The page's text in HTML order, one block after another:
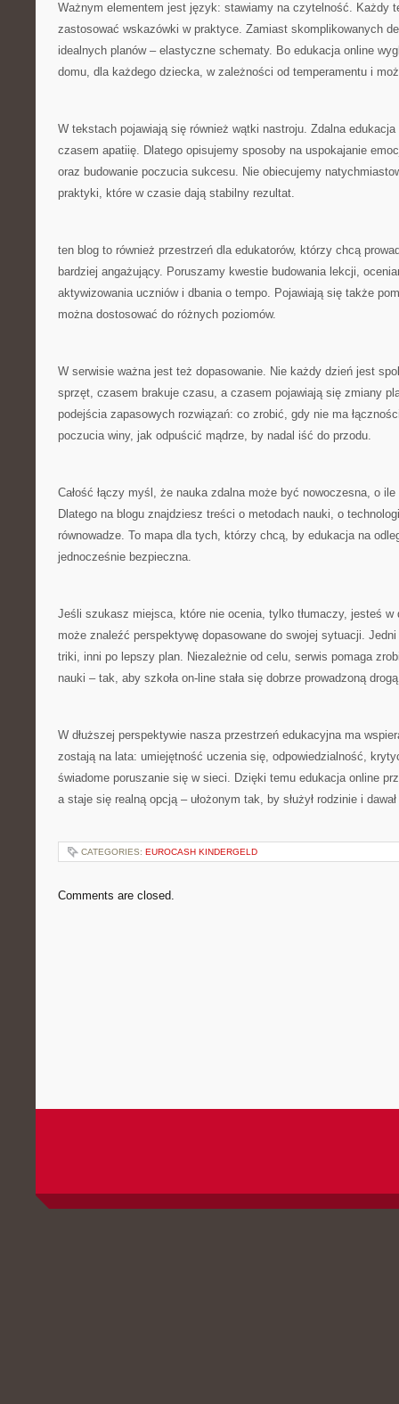
Ważnym elementem jest język: stawiamy na czytelność. Każdy
zastosować wskazówki w praktyce. Zamiast skomplikowanych
idealnych planów – elastyczne schematy. Bo edukacja online
domu, dla każdego dziecka, w zależności od temperamentu i
W tekstach pojawiają się również wątki nastroju. Zdalna edukacja
czasem apatiię. Dlatego opisujemy sposoby na uspokajanie
oraz budowanie poczucia sukcesu. Nie obiecujemy
praktyki, które w czasie dają stabilny rezultat.
ten blog to również przestrzeń dla edukatorów, którzy chcą
bardziej angażujący. Poruszamy kwestie budowania lekcji,
aktywizowania uczniów i dbania o tempo. Pojawiają się także
można dostosować do różnych poziomów.
W serwisie ważna jest też dopasowanie. Nie każdy dzień jest
sprzęt, czasem brakuje czasu, a czasem pojawiają się zmiany
podejścia zapasowych rozwiązań: co zrobić, gdy nie ma
poczucia winy, jak odpuścić mądrze, by nadal iść do przodu.
Całość łączy myśl, że nauka zdalna może być nowoczesna, o
Dlatego na blogu znajdziesz treści o metodach nauki, o
równowadze. To mapa dla tych, którzy chcą, by edukacja na
jednocześnie bezpieczna.
Jeśli szukasz miejsca, które nie ocenia, tylko tłumaczy, jesteś w
może znaleźć perspektywę dopasowane do swojej sytuacji.
triki, inni po lepszy plan. Niezależnie od celu, serwis pomaga
nauki – tak, aby szkoła on-line stała się dobrze prowadzoną
W dłuższej perspektywie nasza przestrzeń edukacyjna ma
zostają na lata: umiejętność uczenia się, odpowiedzialność,
świadome poruszanie się w sieci. Dzięki temu edukacja online
a staje się realną opcją – ułożonym tak, by służył rodzinie i
CATEGORIES: EUROCASH KINDERGELD
Comments are closed.